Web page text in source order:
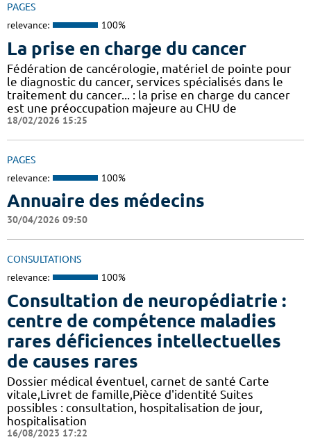
PAGES
relevance: 100%
La prise en charge du cancer
Fédération de cancérologie, matériel de pointe pour
le diagnostic du cancer, services spécialisés dans le
traitement du cancer... : la prise en charge du cancer
est une préoccupation majeure au CHU de
18/02/2026 15:25
PAGES
relevance: 100%
Annuaire des médecins
30/04/2026 09:50
CONSULTATIONS
relevance: 100%
Consultation de neuropédiatrie :
centre de compétence maladies
rares déficiences intellectuelles
de causes rares
Dossier médical éventuel, carnet de santé Carte
vitale,Livret de famille,Pièce d'identité Suites
possibles : consultation, hospitalisation de jour,
hospitalisation
16/08/2023 17:22